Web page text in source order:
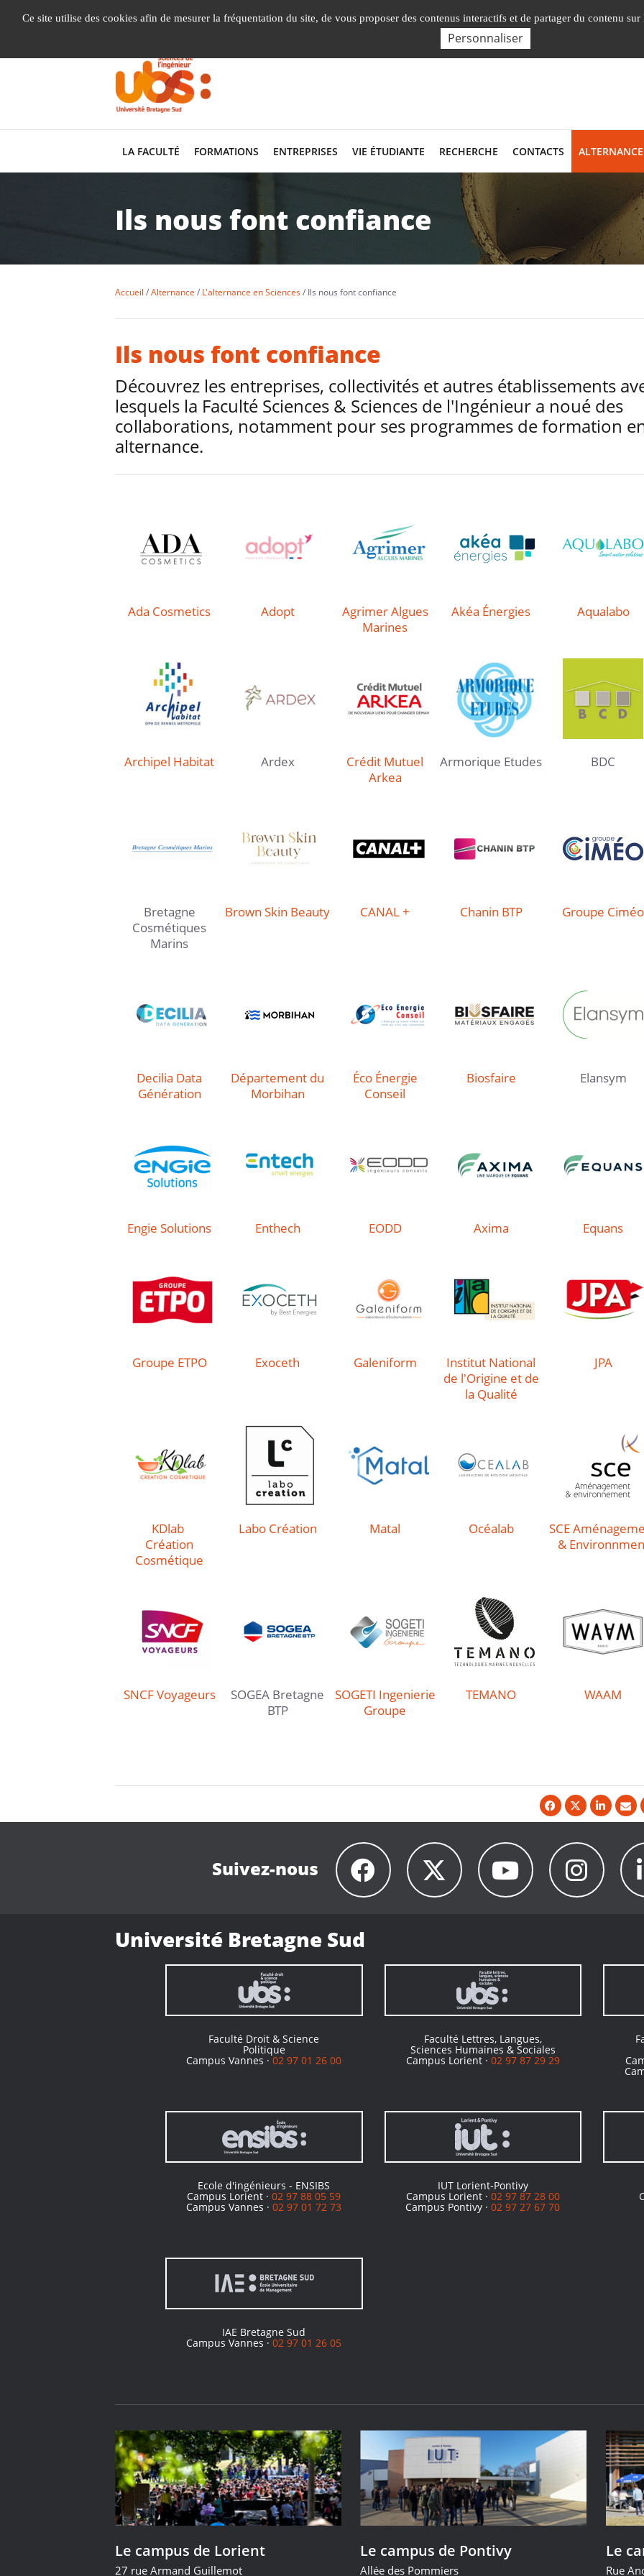
Nos Facultés, Instituts, Ecole
LA FACULTÉ FORMATIONS ENTREPRISES VIE ÉTUDIANTE RECHERCHE CONTACTS ALTERNANCE
Ils nous font confiance
Accueil Alternance L'alternance en Sciences Ils nous font confiance
Ils nous font confiance
Découvrez les entreprises, collectivités et autres établissements
lesquels la Faculté Sciences & Sciences de l'Ingénieur a noué des
collaborations, notamment pour ses programmes de formation
alternance.
Ada Cosmetics Adopt
Agrimer Algues
Marines
Akéa Énergies Aqualabo
Archipel Habitat Ardex
Crédit Mutuel
Arkea
Armorique Etudes BDC
Bretagne
Cosmétiques
Marins
Brown Skin Beauty CANAL + Chanin BTP Groupe Ciméo
Decilia Data
Génération
Département du
Morbihan
Éco Énergie
Conseil
Biosfaire Elansym
Engie Solutions Enthech EODD Axima Equans
Groupe ETPO Exoceth Galeniform
Institut National
de l'Origine et de
la Qualité
JPA
KDlab
Création
Cosmétique
Labo Création Matal Océalab
SCE
&
SNCF Voyageurs
SOGEA Bretagne
BTP
SOGETI Ingenierie
Groupe
TEMANO WAAM
Suivez-nous
Université Bretagne Sud
Faculté Droit & Science
Politique
Campus Vannes ·02 97 01 26 00
Faculté Lettres, Langues,
Sciences Humaines & Sociales
Campus Lorient · 02 97 87 29 29
Ecole d'ingénieurs - ENSIBS
Campus Lorient ·02 97 88 05 59
Campus Vannes ·02 97 01 72 73
IUT Lorient-Pontivy
Campus Lorient · 02 97 87 28 00
Campus Pontivy ·02 97 27 67 70
IAE Bretagne Sud
Campus Vannes ·02 97 01 26 05
Le campus de Lorient
27 rue Armand Guillemot
Le campus de Pontivy
Allée des Pommiers
Le
Rue
Ce site utilise des cookies afin de mesurer la fréquentation du site, de vous proposer des contenus interactifs et de partager du contenu sur
Personnaliser